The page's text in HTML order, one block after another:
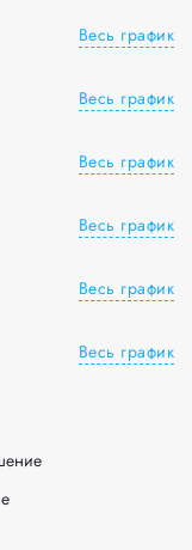
Весь график
Весь график
Весь график
Весь график
Весь график
Весь график